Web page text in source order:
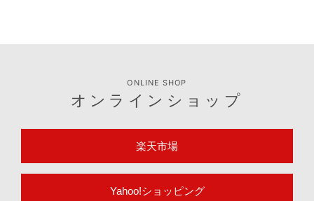
ONLINE SHOP
オンラインショップ
楽天市場
Yahoo!ショッピング